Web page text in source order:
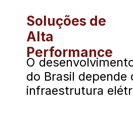
Soluções de
Alta
Performance
O
do Brasil depende
infraestrutura